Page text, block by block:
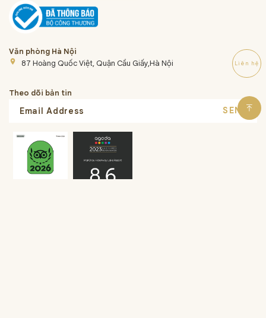
Liên hệ
Văn phòng Hà Nội
place 87 Hoàng Quốc Việt, Quận Cầu Giấy,Hà Nội
Theo dõi bản tin
SEND